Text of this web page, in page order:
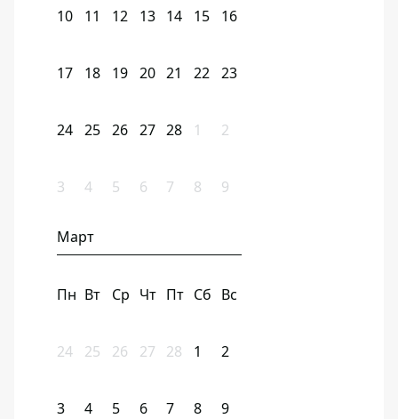
10 11 12 13 14 15 16
17 18 19 20 21 22 23
24 25 26 27 28 1 2
3 4 5 6 7 8 9
Март
Пн Вт Ср Чт Пт Сб Вс
24 25 26 27 28 1 2
3 4 5 6 7 8 9